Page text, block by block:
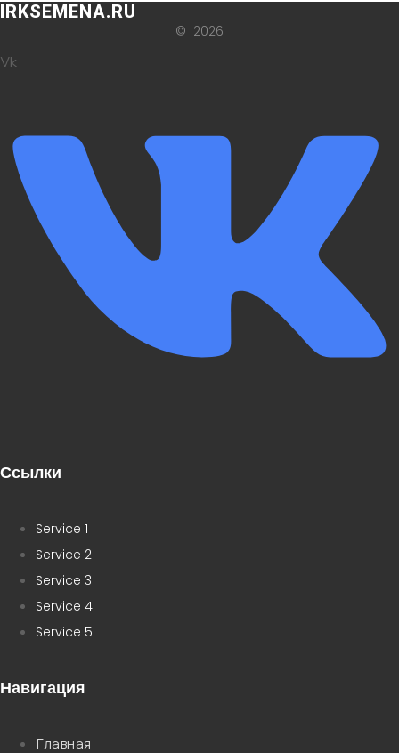
IRKSEMENA.RU
© 2026
Vk
Ссылки
Service 1
Service 2
Service 3
Service 4
Service 5
Навигация
Главная